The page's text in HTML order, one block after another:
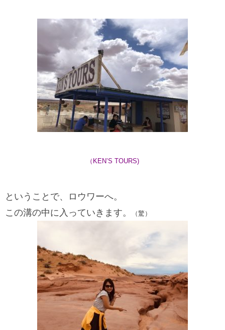
（KEN’S TOURS)
ということで、ロウワーへ。
この溝の中に入っていきます。
（驚）